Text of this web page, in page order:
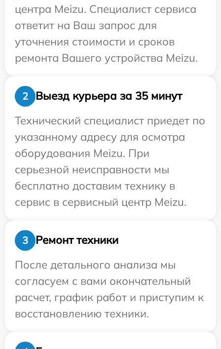
центра Meizu. Специалист сервиса
ответит на Ваш запрос для
уточнения стоимости и сроков
ремонта Вашего устройства Meizu.
2
Выезд курьера за 35 минут
Технический специалист приедет по
указанному адресу для осмотра
оборудования Meizu. При
серьезной неисправности мы
бесплатно доставим технику в
сервис в сервисный центр Meizu.
3
Ремонт техники
После детального анализа мы
согласуем с вами окончательный
расчет, график работ и приступим к
восстановлению техники.